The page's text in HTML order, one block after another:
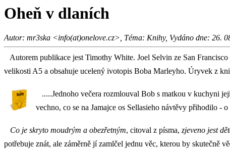
Oheň v dlaních
Autor: mr3ska <info(at)onelove.cz>, Téma: Knihy, Vydáno dne: 26.
Autorem publikace jest Timothy White. Joel Selvin ze San
velikosti A5 a obsahuje ucelený ivotopis Boba Marleyho. Úryvek z
.....Jednoho večera rozmlouval Bob s matkou v kuchyni
vechno, co se na Jamajce os Sellasieho návtěvy přihodilo
Co je skryto moudrým a obezřetným, citoval z písma, zjeveno jest
potřebuje znát, ale záměrně jí zamlčel jednu věc, kterou by skutečně